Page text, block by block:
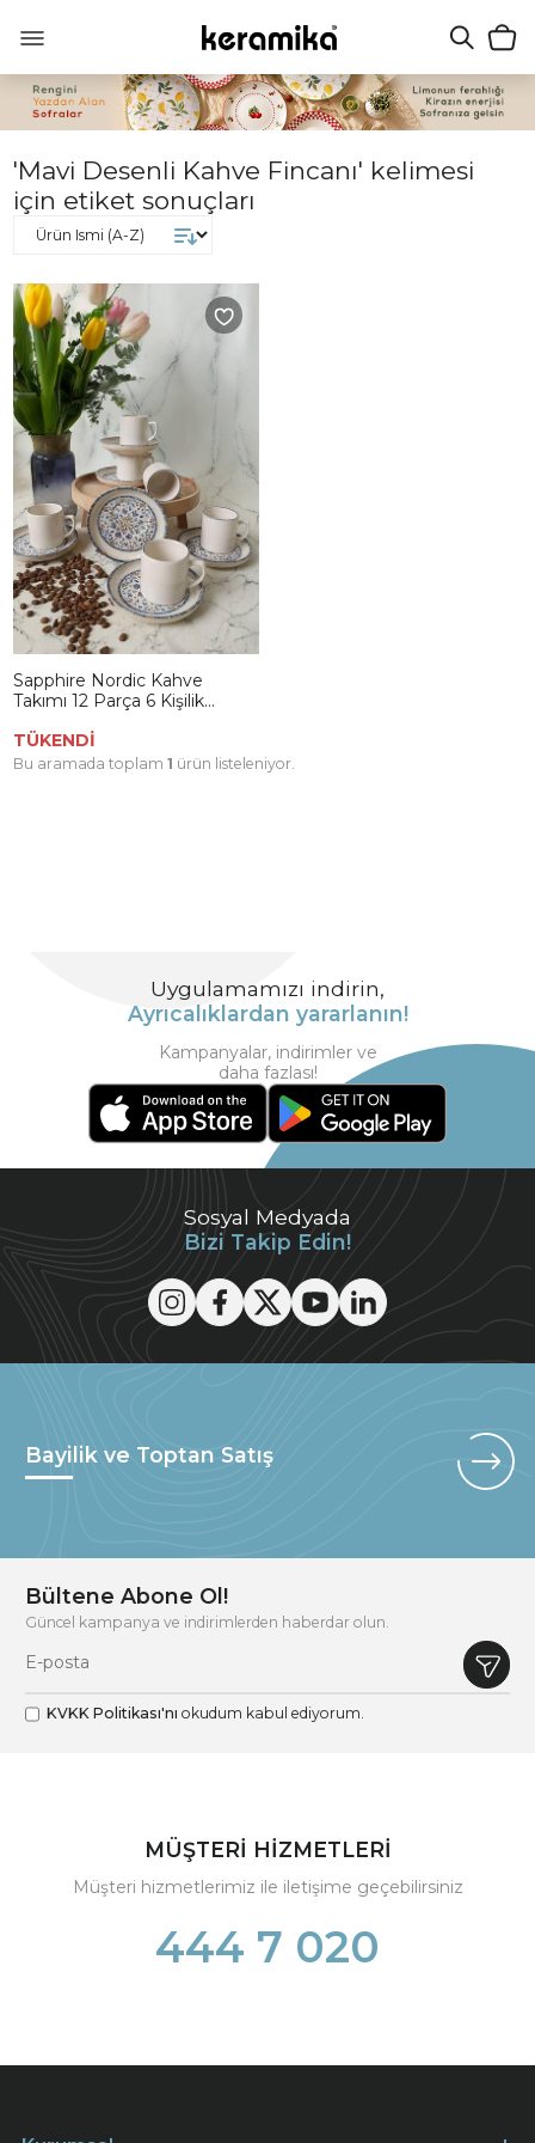
'Mavi Desenli Kahve Fincanı' kelimesi
için etiket sonuçları
Sapphire Nordic Kahve
Takımı 12 Parça 6 Kişilik
TÜKENDİ
Bu aramada toplam 1 ürün listeleniyor.
Sosyal Medyada
Bizi Takip Edin!
Uygulamamızı indirin,
Ayrıcalıklardan yararlanın!
Kampanyalar, indirimler ve
daha fazlası!
Bayilik ve Toptan Satış
Bültene Abone Ol!
Güncel kampanya ve indirimlerden haberdar olun.
KVKK Politikası'nı okudum kabul ediyorum.
MÜŞTERİ HİZMETLERİ
Müşteri hizmetlerimiz ile iletişime geçebilirsiniz
444 7 020